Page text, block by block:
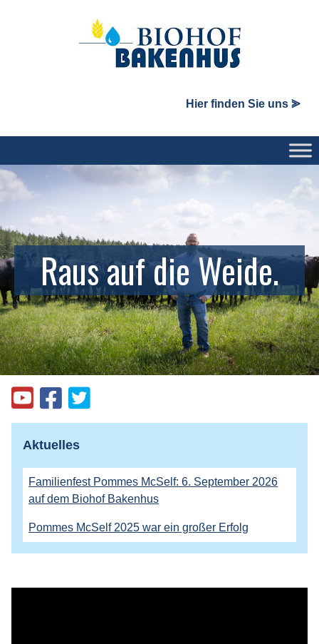
Hier finden Sie uns ⪢
Raus auf die Weide.
Aktuelles
Familienfest Pommes McSelf: 6. September 2026
auf dem Biohof Bakenhus
Pommes McSelf 2025 war ein großer Erfolg